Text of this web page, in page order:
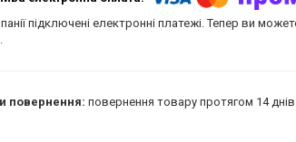
підключені електронні платежі. Тепер ви
повернення товару протягом 14 днів